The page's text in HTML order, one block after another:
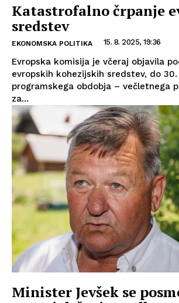
Katastrofalno črpanje
sredstev
EKONOMSKA POLITIKA 15. 8. 2025, 19:36
Evropska komisija je včeraj objavila
evropskih kohezijskih sredstev, do
programskega obdobja – večletnega
za...
Minister Jevšek se